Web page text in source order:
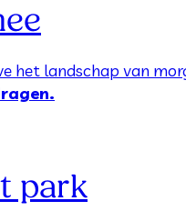
het landschap van
park